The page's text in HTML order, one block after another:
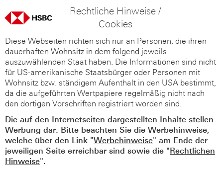
Rechtliche Hinweise /
Cookies
Diese Webseiten richten sich nur an Personen, die ihren
dauerhaften Wohnsitz in dem folgend jeweils
auszuwählenden Staat haben. Die Informationen sind nicht
für US-amerikanische Staatsbürger oder Personen mit
Wohnsitz bzw. ständigem Aufenthalt in den USA bestimmt,
da die aufgeführten Wertpapiere regelmäßig nicht nach
den dortigen Vorschriften registriert worden sind.
Die auf den Internetseiten dargestellten Inhalte stellen
Werbung dar. Bitte beachten Sie die Werbehinweise,
welche über den Link "Werbehinweise" am Ende der
jeweiligen Seite erreichbar sind sowie die "Rechtlichen
Hinweise".